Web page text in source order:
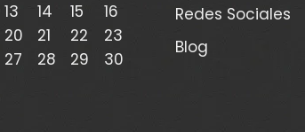
13 14 15
16
20 21 22
23
27 28 29
30
Redes Sociales
Blog